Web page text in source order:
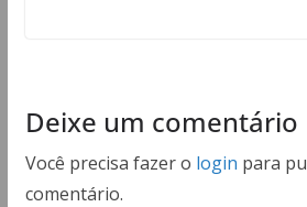
Deixe um comentário
Você precisa fazer o login para
comentário.